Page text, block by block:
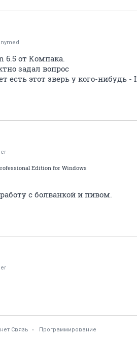
6.5 от Компака.
задал вопрос
есть этот зверь у кого-нибудь
Edition for Windows
с болванкой и пивом.
Связь Программирование